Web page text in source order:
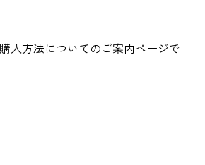
入方法についてのご案内ページで